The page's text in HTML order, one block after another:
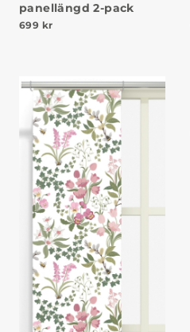
panellängd 2-pack
699 kr